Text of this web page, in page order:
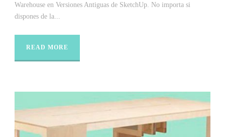
Warehouse en Versiones Antiguas de SketchUp. No importa si
dispones de la...
READ MORE